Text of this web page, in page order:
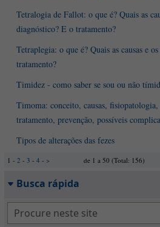
Tetralogia de Fallot: o que é? Quais as
diagnóstico? E o tratamento?
Tetraplegia: o que é? Quais as causas e
tratamento?
Timidez - como saber se sou ou não
Timoma: conceito, causas,
tratamento, prevenção, possíveis
Tipos de alterações das fezes
1 - 2 - 3 - 4 - > de 1 a 50 (Total: 156)
Busca rápida